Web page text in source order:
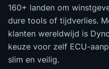
160+ landen om
dure tools of tijdverlies.
klanten wereldwijd is
keuze voor zelf ECU-
slim en veilig.